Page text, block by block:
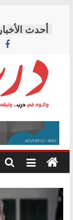
content
درب
وأتوه
درب..
وتبقى
هي